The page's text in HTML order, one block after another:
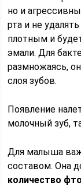
но и
рта и не
плотным и
эмали. Для
размножаясь,
слоя зубов.
Появление
молочный зуб,
Для малыша
составом. Она
количество